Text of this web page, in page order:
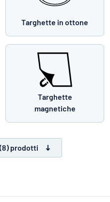
Targhette in ottone
Targhette
magnetiche
prodotti